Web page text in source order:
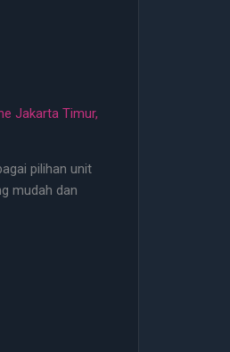
Jakarta Timur,
pilihan unit
mudah dan